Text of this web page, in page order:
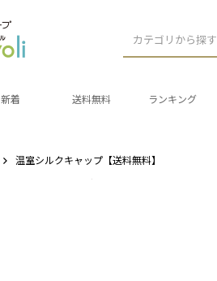
カテゴリから探す
新着 送料無料 ランキング
温室シルクキャップ【送料無料】